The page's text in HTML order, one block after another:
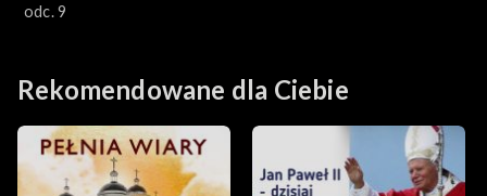
odc. 9
Rekomendowane dla Ciebie